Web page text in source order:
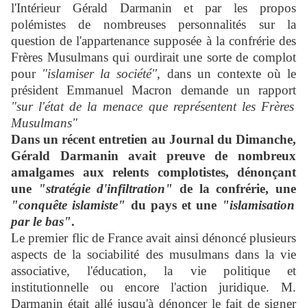
l'Intérieur Gérald Darmanin et par les propos
polémistes de nombreuses personnalités sur la
question de l'appartenance supposée à la confrérie des
Frères Musulmans qui ourdirait une sorte de complot
pour"islamiser la société", dans un contexte où le
président Emmanuel Macron demande un rapport
"sur l'état de la menace que représentent les Frères
Musulmans"
Dans un récent entretien au Journal du Dimanche,
Gérald Darmanin avait preuve de nombreux
amalgames aux relents complotistes, dénonçant
une "stratégie d'infiltration" de la confrérie, une
"conquête islamiste" du pays et une "islamisation
par le bas".
Le premier flic de France avait ainsi dénoncé plusieurs
aspects de la sociabilité des musulmans dans la vie
associative, l'éducation, la vie politique et
institutionnelle ou encore l'action juridique. M.
Darmanin était allé jusqu'à dénoncer le fait de signer